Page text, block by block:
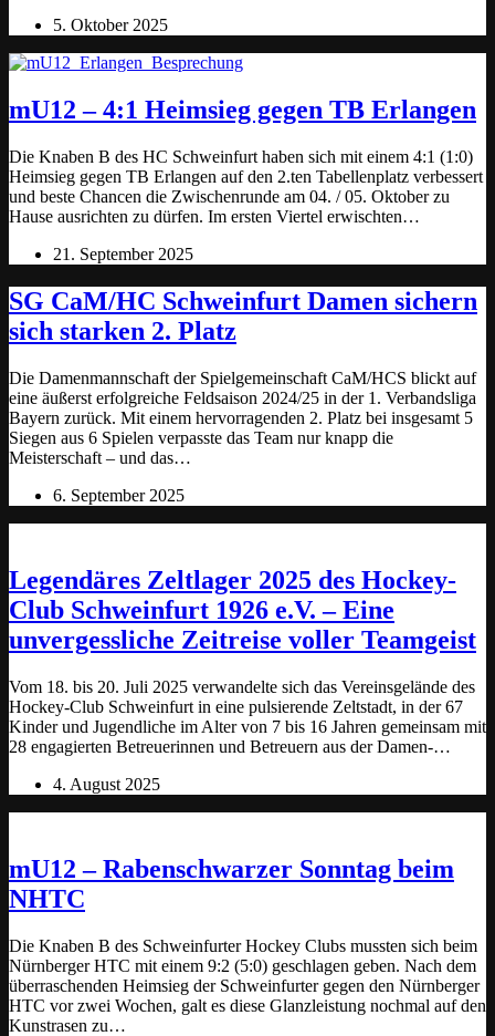
5. Oktober 2025
mU12 – 4:1 Heimsieg gegen TB Erlangen
Die Knaben B des HC Schweinfurt haben sich mit einem 4:1 (1:0)
Heimsieg gegen TB Erlangen auf den 2.ten Tabellenplatz verbessert
und beste Chancen die Zwischenrunde am 04. / 05. Oktober zu
Hause ausrichten zu dürfen. Im ersten Viertel erwischten…
21. September 2025
SG CaM/HC Schweinfurt Damen sichern
sich starken 2. Platz
Die Damenmannschaft der Spielgemeinschaft CaM/HCS blickt auf
eine äußerst erfolgreiche Feldsaison 2024/25 in der 1. Verbandsliga
Bayern zurück. Mit einem hervorragenden 2. Platz bei insgesamt 5
Siegen aus 6 Spielen verpasste das Team nur knapp die
Meisterschaft – und das…
6. September 2025
Legendäres Zeltlager 2025 des Hockey-
Club Schweinfurt 1926 e.V. – Eine
unvergessliche Zeitreise voller Teamgeist
Vom 18. bis 20. Juli 2025 verwandelte sich das Vereinsgelände des
Hockey-Club Schweinfurt in eine pulsierende Zeltstadt, in der 67
Kinder und Jugendliche im Alter von 7 bis 16 Jahren gemeinsam mit
28 engagierten Betreuerinnen und Betreuern aus der Damen-…
4. August 2025
mU12 – Rabenschwarzer Sonntag beim
NHTC
Die Knaben B des Schweinfurter Hockey Clubs mussten sich beim
Nürnberger HTC mit einem 9:2 (5:0) geschlagen geben. Nach dem
überraschenden Heimsieg der Schweinfurter gegen den Nürnberger
HTC vor zwei Wochen, galt es diese Glanzleistung nochmal auf den
Kunstrasen zu…